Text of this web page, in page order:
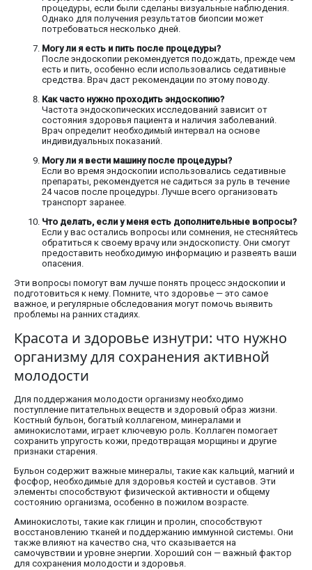
процедуры, если были сделаны визуальные наблюдения.
Однако для получения результатов биопсии может
потребоваться несколько дней.
Могу ли я есть и пить после процедуры?
После эндоскопии рекомендуется подождать, прежде чем
есть и пить, особенно если использовались седативные
средства. Врач даст рекомендации по этому поводу.
Как часто нужно проходить эндоскопию?
Частота эндоскопических исследований зависит от
состояния здоровья пациента и наличия заболеваний.
Врач определит необходимый интервал на основе
индивидуальных показаний.
Могу ли я вести машину после процедуры?
Если во время эндоскопии использовались седативные
препараты, рекомендуется не садиться за руль в течение
24 часов после процедуры. Лучше всего организовать
транспорт заранее.
Что делать, если у меня есть дополнительные вопросы?
Если у вас остались вопросы или сомнения, не стесняйтесь
обратиться к своему врачу или эндоскописту. Они смогут
предоставить необходимую информацию и развеять ваши
опасения.
Эти вопросы помогут вам лучше понять процесс эндоскопии и
подготовиться к нему. Помните, что здоровье — это самое
важное, и регулярные обследования могут помочь выявить
проблемы на ранних стадиях.
Красота и здоровье изнутри: что нужно
организму для сохранения активной
молодости
Для поддержания молодости организму необходимо
поступление питательных веществ и здоровый образ жизни.
Костный бульон, богатый коллагеном, минералами и
аминокислотами, играет ключевую роль. Коллаген помогает
сохранить упругость кожи, предотвращая морщины и другие
признаки старения.
Бульон содержит важные минералы, такие как кальций, магний и
фосфор, необходимые для здоровья костей и суставов. Эти
элементы способствуют физической активности и общему
состоянию организма, особенно в пожилом возрасте.
Аминокислоты, такие как глицин и пролин, способствуют
восстановлению тканей и поддержанию иммунной системы. Они
также влияют на качество сна, что сказывается на
самочувствии и уровне энергии. Хороший сон — важный фактор
для сохранения молодости и здоровья.